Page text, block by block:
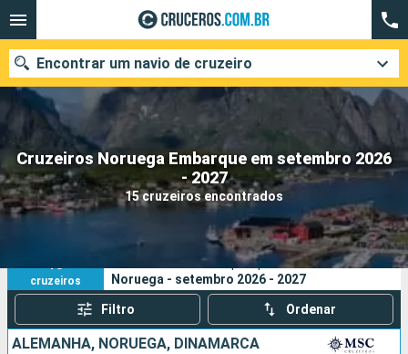
Cruzeiros Noruega Embarque em setembro 2026
- 2027
15 cruzeiros encontrados
Encontrar um navio de cruzeiro
Quando ir?
Data de partida
Companhias
Pesquisar
15
cruzeiros
Os seus critérios de pesquisa:
Noruega - setembro 2026 - 2027
Filtro Ordenar
ALEMANHA, NORUEGA, DINAMARCA